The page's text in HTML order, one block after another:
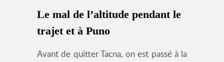
Le mal de l’altitude pendant le
trajet et à Puno
Avant de quitter Tacna, on est passé à la